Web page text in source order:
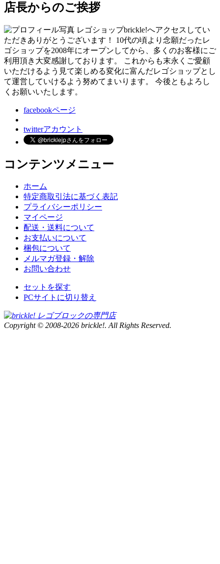
店長からのご挨拶
レゴショップbrickle!へアクセスしてい
ただきありがとうございます！ 10代の頃より念願だったレ
ゴショップを2008年にオープンしてから、多くのお客様にご
利用頂き大変感謝しております。 これからも末永くご愛顧
いただけるよう見て楽しめる変化に富んだレゴショップとし
て運営していけるよう努めてまいります。 今後ともよろし
くお願いいたします。
facebookページ
twitterアカウント
コンテンツメニュー
ホーム
特定商取引法に基づく表記
プライバシーポリシー
マイページ
配送・送料について
お支払いについて
梱包について
メルマガ登録・解除
お問い合わせ
セットを探す
PCサイトに切り替え
Copyright © 2008-2026 brickle!. All Rights Reserved.